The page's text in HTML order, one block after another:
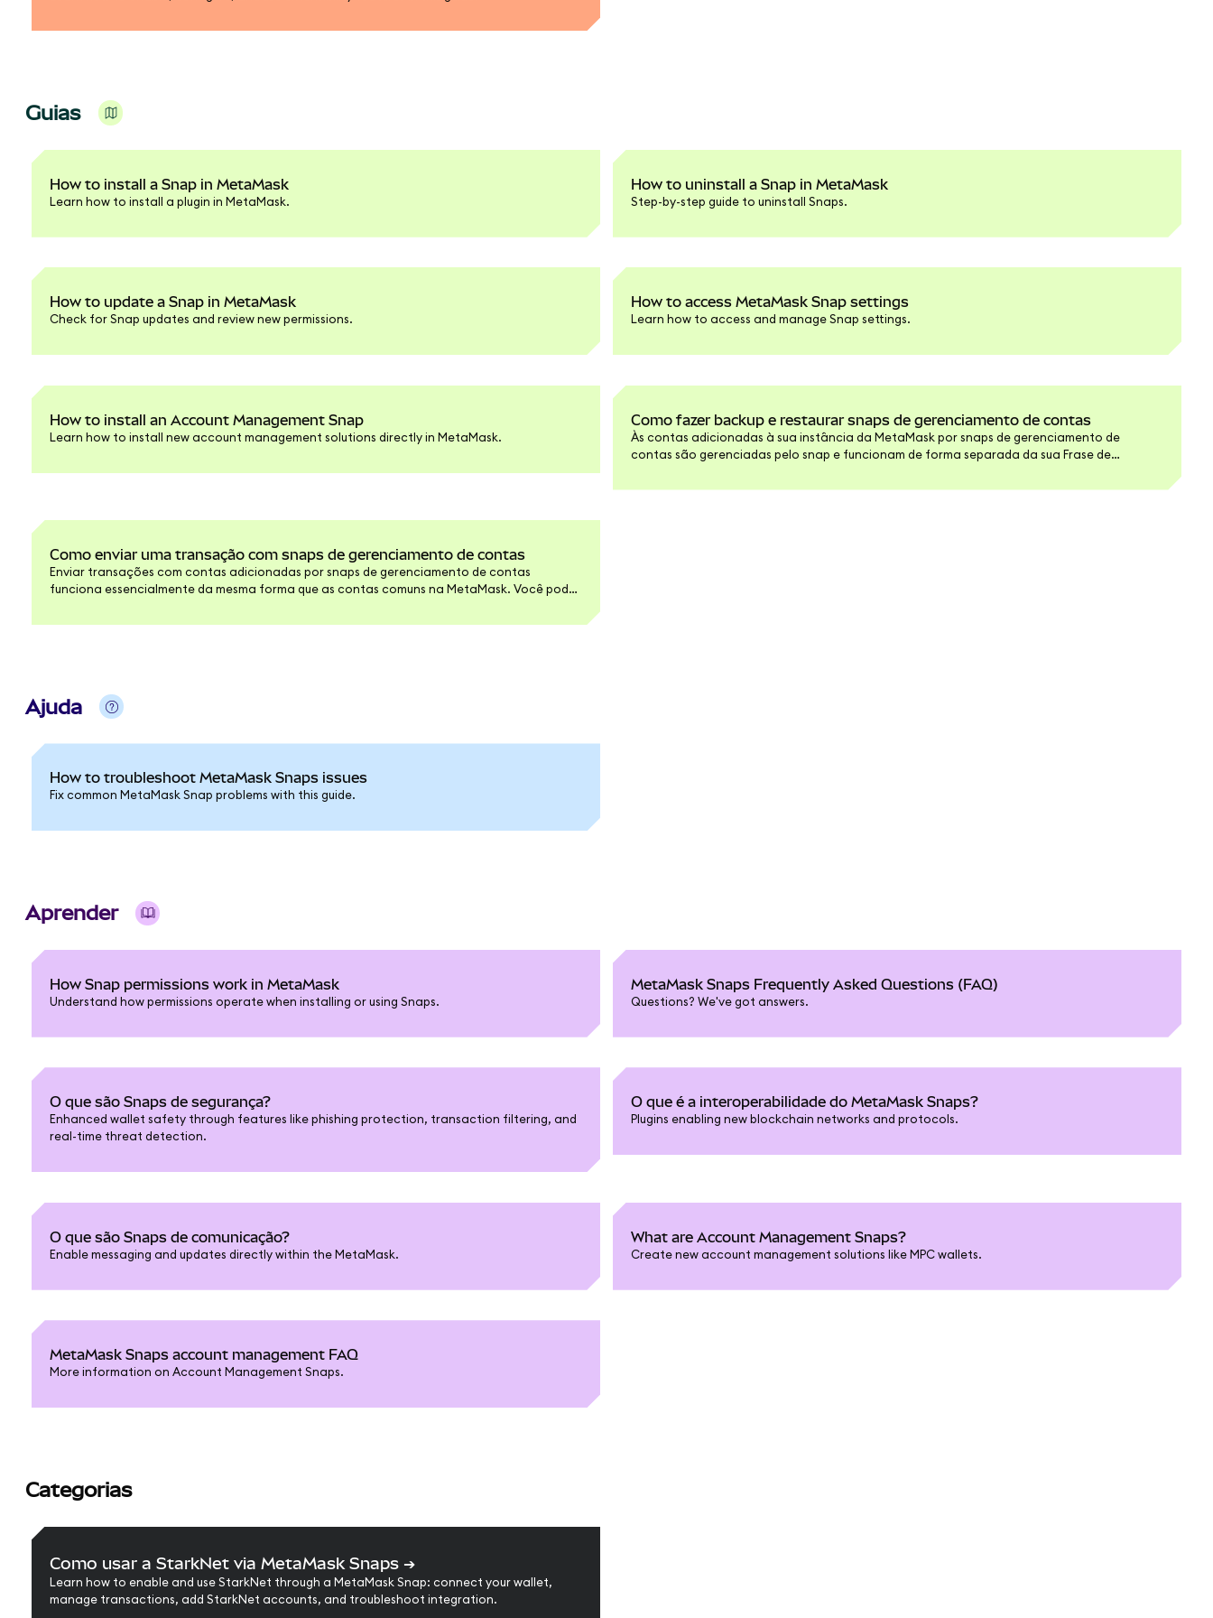
Guias
How to install a Snap in MetaMask
Learn how to install a plugin in MetaMask.
How to uninstall a Snap in MetaMask
Step-by-step guide to uninstall Snaps.
How to update a Snap in MetaMask
Check for Snap updates and review new permissions.
How to access MetaMask Snap settings
Learn how to access and manage Snap settings.
How to install an Account Management Snap
Learn how to install new account management solutions directly in MetaMask.
Como fazer backup e restaurar snaps de gerenciamento de contas
Às contas adicionadas à sua instância da MetaMask por snaps de gerenciamento de
contas são gerenciadas pelo snap e funcionam de forma separada da sua Frase de
adicionadas por snaps de gerenciamento de contas.
Como enviar uma transação com snaps de gerenciamento de contas
Enviar transações com contas adicionadas por snaps de gerenciamento de contas
funciona essencialmente da mesma forma que as contas comuns na MetaMask. Você pode
DeFi favoritos. No entanto, podem ser necessários alguns passos adicionais ao interagir
Ajuda
How to troubleshoot MetaMask Snaps issues
Fix common MetaMask Snap problems with this guide.
Aprender
How Snap permissions work in MetaMask
Understand how permissions operate when installing or using Snaps.
MetaMask Snaps Frequently Asked Questions (FAQ)
Questions? We've got answers.
O que são Snaps de segurança?
Enhanced wallet safety through features like phishing protection, transaction filtering, and
real-time threat detection.
O que é a interoperabilidade do MetaMask Snaps?
Plugins enabling new blockchain networks and protocols.
O que são Snaps de comunicação?
Enable messaging and updates directly within the MetaMask.
What are Account Management Snaps?
Create new account management solutions like MPC wallets.
MetaMask Snaps account management FAQ
More information on Account Management Snaps.
Categorias
Como usar a StarkNet via MetaMask Snaps ➔
Learn how to enable and use StarkNet through a MetaMask Snap: connect your wallet,
manage transactions, add StarkNet accounts, and troubleshoot integration.